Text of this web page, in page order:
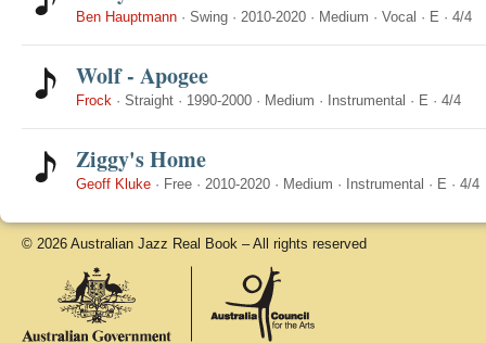
Ben Hauptmann · Swing · 2010-2020 · Medium · Vocal · E · 4/4
Wolf - Apogee
Frock · Straight · 1990-2000 · Medium · Instrumental · E · 4/4
Ziggy's Home
Geoff Kluke · Free · 2010-2020 · Medium · Instrumental · E · 4/4
© 2026 Australian Jazz Real Book – All rights reserved